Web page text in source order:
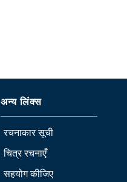
अन्य लिंक्स
रचनाकार सूची
चित्र रचनाएँ
सहयोग कीजिए